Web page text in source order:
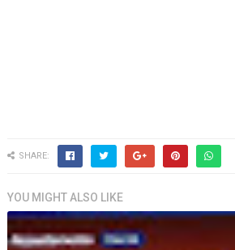
SHARE:
YOU MIGHT ALSO LIKE